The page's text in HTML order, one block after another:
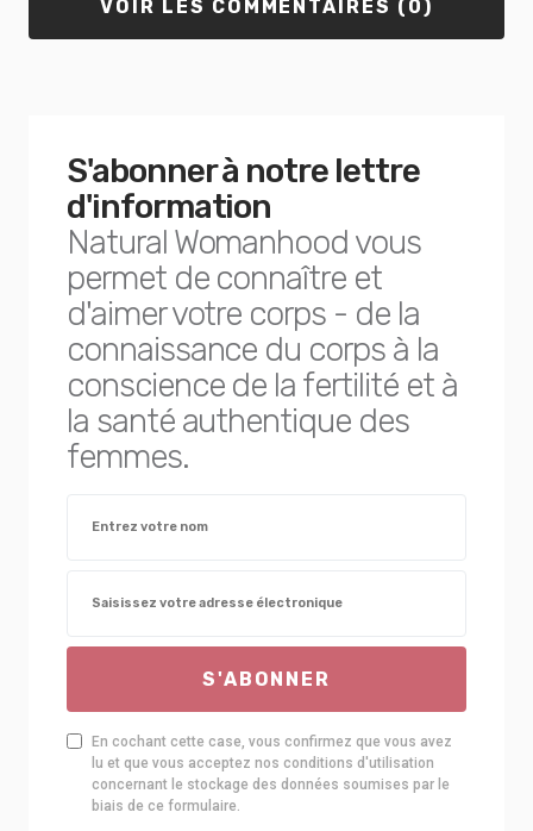
VOIR LES COMMENTAIRES (0)
S'abonner à notre lettre
d'information
Natural Womanhood vous
permet de connaître et
d'aimer votre corps - de la
connaissance du corps à la
conscience de la fertilité et à
la santé authentique des
femmes.
S'ABONNER
En cochant cette case, vous confirmez que vous avez
lu et que vous acceptez nos conditions d'utilisation
concernant le stockage des données soumises par le
biais de ce formulaire.